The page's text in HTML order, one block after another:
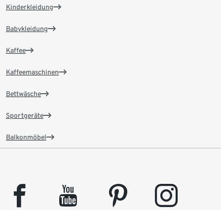
Kinderkleidung
Babykleidung
Kaffee
Kaffeemaschinen
Bettwäsche
Sportgeräte
Balkonmöbel
facebook youtube pinterest instagram